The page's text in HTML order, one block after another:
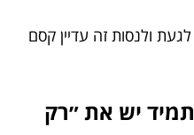
לגעת ולנסות זה עדיין קסם
יש את ״רק